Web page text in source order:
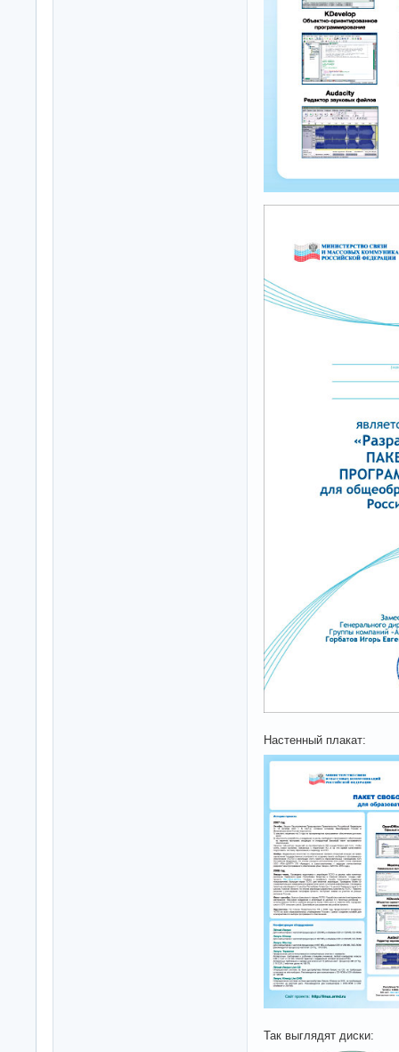
Настенный плакат:
Так выглядят диски: